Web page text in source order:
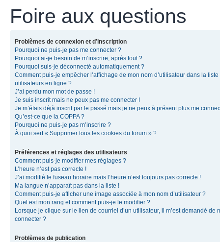
Foire aux questions
Problèmes de connexion et d’inscription
Pourquoi ne puis-je pas me connecter ?
Pourquoi ai-je besoin de m’inscrire, après tout ?
Pourquoi suis-je déconnecté automatiquement ?
Comment puis-je empêcher l’affichage de mon nom d’utilisateur dans la liste
utilisateurs en ligne ?
J’ai perdu mon mot de passe !
Je suis inscrit mais ne peux pas me connecter !
Je m’étais déjà inscrit par le passé mais je ne peux à présent plus me
Qu’est-ce que la COPPA ?
Pourquoi ne puis-je pas m’inscrire ?
À quoi sert « Supprimer tous les cookies du forum » ?
Préférences et réglages des utilisateurs
Comment puis-je modifier mes réglages ?
L’heure n’est pas correcte !
J’ai modifié le fuseau horaire mais l’heure n’est toujours pas correcte !
Ma langue n’apparaît pas dans la liste !
Comment puis-je afficher une image associée à mon nom d’utilisateur ?
Quel est mon rang et comment puis-je le modifier ?
Lorsque je clique sur le lien de courriel d’un utilisateur, il m’est demandé de
connecter ?
Problèmes de publication